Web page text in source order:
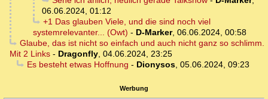
06.06.2024, 01:12
+1 Das glauben Viele, und die sind noch viel
systemrelevanter... (Owt) - D-Marker, 06.06.2024, 00:58
Glaube, das ist nicht so einfach und auch nicht ganz so schlimm.
Mit 2 Links - Dragonfly, 04.06.2024, 23:25
Es besteht etwas Hoffnung - Dionysos, 05.06.2024, 09:23
Werbung